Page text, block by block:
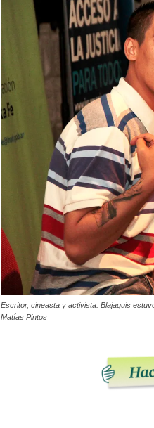
Escritor, cineasta y activista: Blajaquis
Matías Pintos